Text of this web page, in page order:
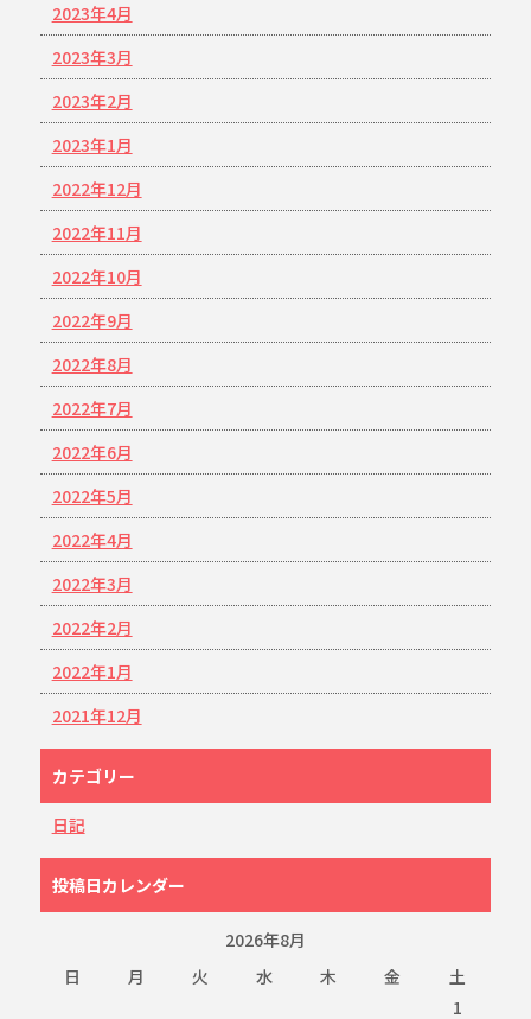
2023年4月
2023年3月
2023年2月
2023年1月
2022年12月
2022年11月
2022年10月
2022年9月
2022年8月
2022年7月
2022年6月
2022年5月
2022年4月
2022年3月
2022年2月
2022年1月
2021年12月
カテゴリー
日記
投稿日カレンダー
2026年8月
日
月 火 水 木 金
土
1